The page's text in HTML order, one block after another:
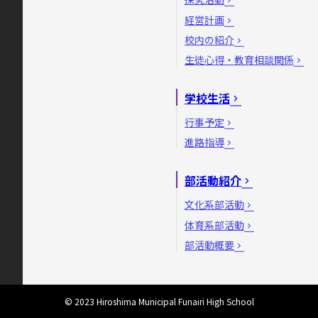
経営計画
校内の紹介
生徒心得・教育相談関係
学校生活
行事予定
進路指導
部活動紹介
文化系部活動
体育系部活動
部活動概要
© 2023 Hiroshima Municipal Funairi High School